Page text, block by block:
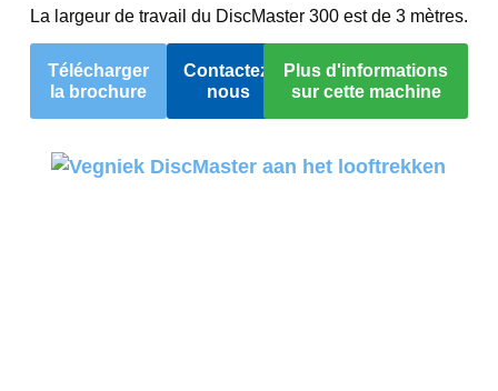
La largeur de travail du DiscMaster 300 est de 3 mètres.
Télécharger
la brochure
Contactez-
nous
Plus d'informations
sur cette machine